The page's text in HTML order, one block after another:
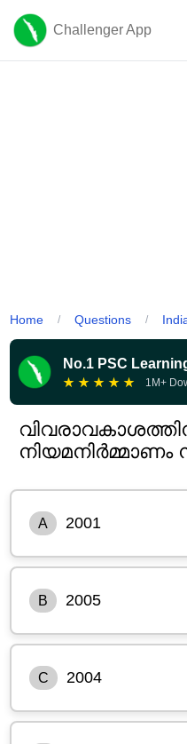
Challenger App
Home / Questions /
No.1 PSC
★ ★ ★ ★ ★ 1M+
നിയമനിർമ്മാണം
A 2001
B 2005
C 2004